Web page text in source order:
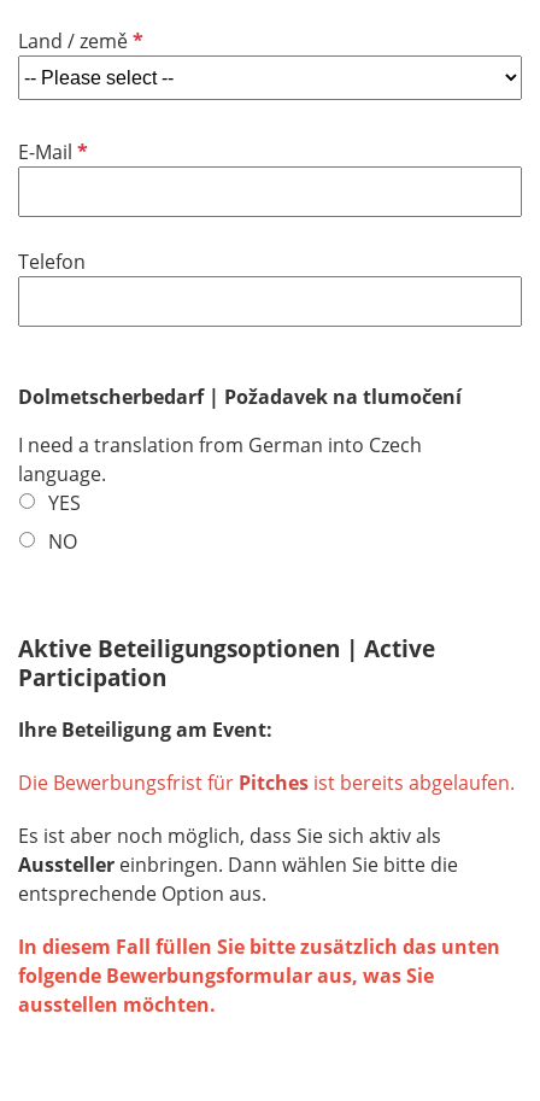
r
e
Land / zeměR
e
q
e
E-Mail R
i
e
Telefon
Dolmetscherbedarf | Požadavek na tlumočení
I need a translation from German into Czech
language.
YES
NO
Aktive Beteiligungsoptionen | Active
Participation
Ihre Beteiligung am Event:
Die Bewerbungsfrist für Pitches ist bereits abgelaufen.
Es ist aber noch möglich, dass Sie sich aktiv als
Aussteller einbringen. Dann wählen Sie bitte die
entsprechende Option aus.
In diesem Fall füllen Sie bitte zusätzlich das unten
folgende Bewerbungsformular aus, was Sie
ausstellen möchten.